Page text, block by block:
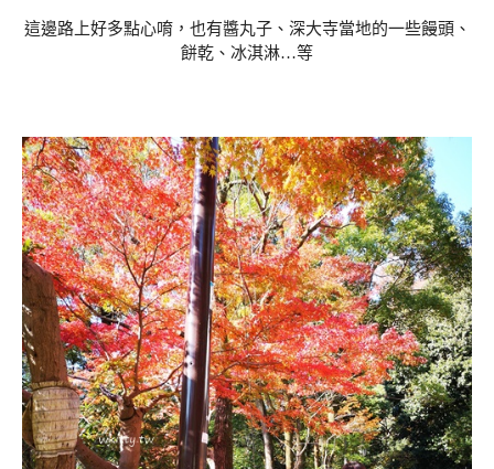
這邊路上好多點心唷，也有醬丸子、深大寺當地的一些饅頭、
餅乾、冰淇淋…等